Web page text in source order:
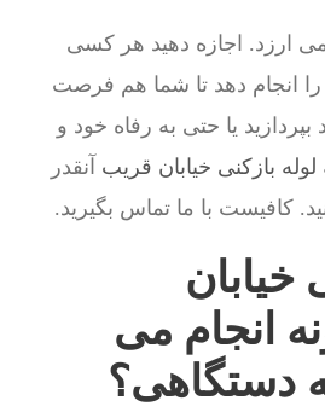
ارزد. اجازه دهید هر کسی
انجام دهد تا شما هم فرصت
یا حتی به رفاه خود و
لوله بازکنی خیابان قریب آنقدر
کافیست با ما تماس بگیرید.
خیابان
انجام می
دستگاهی؟